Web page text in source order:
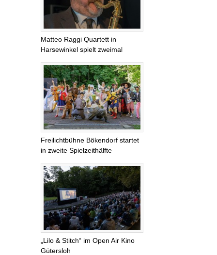
Matteo Raggi Quartett in
Harsewinkel spielt zweimal
Freilichtbühne Bökendorf startet
in zweite Spielzeithälfte
„Lilo & Stitch“ im Open Air Kino
Gütersloh